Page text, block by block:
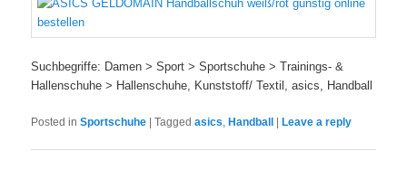
Suchbegriffe: Damen > Sport > Sportschuhe > Trainings- &
Hallenschuhe > Hallenschuhe, Kunststoff/ Textil, asics, Handball
Posted in Sportschuhe |Tagged asics, Handball Leave a reply